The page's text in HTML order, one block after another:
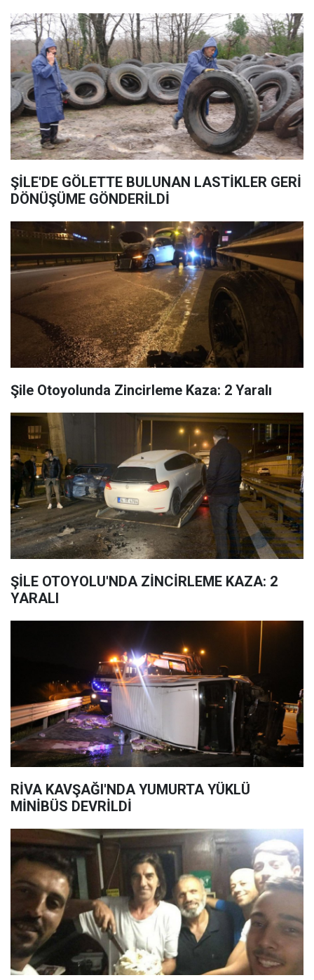
ŞİLE'DE GÖLETTE BULUNAN LASTİKLER GERİ
DÖNÜŞÜME GÖNDERİLDİ
Şile Otoyolunda Zincirleme Kaza: 2 Yaralı
ŞİLE OTOYOLU'NDA ZİNCİRLEME KAZA: 2
YARALI
RİVA KAVŞAĞI'NDA YUMURTA YÜKLÜ
MİNİBÜS DEVRİLDİ